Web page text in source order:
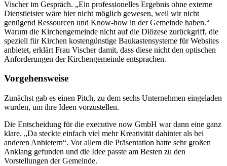
Vischer im Gespräch. „Ein professionelles Ergebnis ohne externe
Dienstleister wäre hier nicht möglich gewesen, weil wir nicht
genügend Ressourcen und Know-how in der Gemeinde haben.“
Warum die Kirchengemeinde nicht auf die Diözese zurückgriff, die
speziell für Kirchen kostengünstige Baukastensysteme für Websites
anbietet, erklärt Frau Vischer damit, dass diese nicht den optischen
Anforderungen der Kirchengemeinde entsprachen.
Vorgehensweise
Zunächst gab es einen Pitch, zu dem sechs Unternehmen eingeladen
wurden, um ihre Ideen vorzustellen.
Die Entscheidung für die executive now GmbH war dann eine ganz
klare. „Da steckte einfach viel mehr Kreativität dahinter als bei
anderen Anbietern“. Vor allem die Präsentation hatte sehr großen
Anklang gefunden und die Idee passte am Besten zu den
Vorstellungen der Gemeinde.